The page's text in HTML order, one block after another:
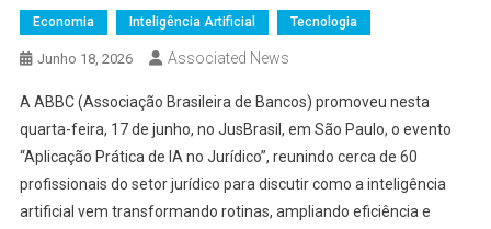
Economia Inteligência Artificial Tecnologia
Junho 18, 2026 Associated News
A ABBC (Associação Brasileira de Bancos) promoveu nesta
quarta-feira, 17 de junho, no JusBrasil, em São Paulo, o evento
“Aplicação Prática de IA no Jurídico”, reunindo cerca de 60
profissionais do setor jurídico para discutir como a inteligência
artificial vem transformando rotinas, ampliando eficiência e